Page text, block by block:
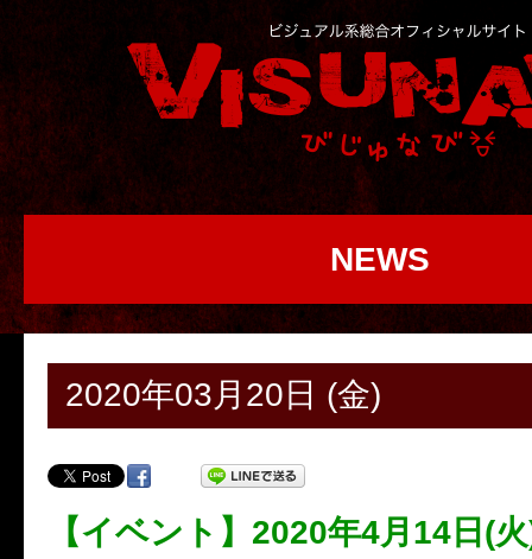
NEWS
2020年03月20日 (金)
【イベント】2020年4月14日(